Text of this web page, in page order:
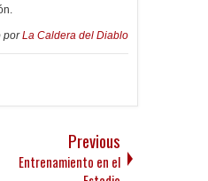
porLa Caldera del Diablo
Previous
Entrenamiento en el